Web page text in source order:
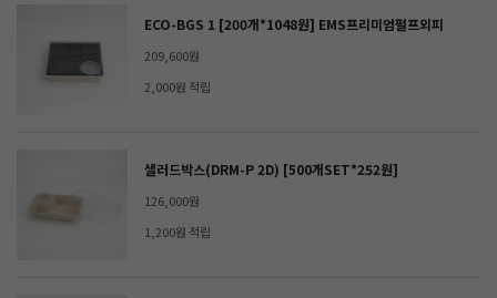
ECO-BGS 1 [200개*1048원] EMS프리미엄펄프외피
209,600원
2,000원 적립
샐러드박스(DRM-P 2D) [500개SET*252원]
126,000원
1,200원 적립